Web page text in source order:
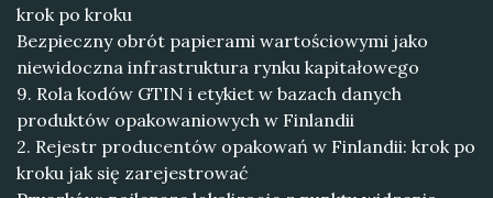
krok po kroku
Bezpieczny obrót papierami wartościowymi jako
niewidoczna infrastruktura rynku kapitałowego
9. Rola kodów GTIN i etykiet w bazach danych
produktów opakowaniowych w Finlandii
2. Rejestr producentów opakowań w Finlandii: krok po
kroku jak się zarejestrować